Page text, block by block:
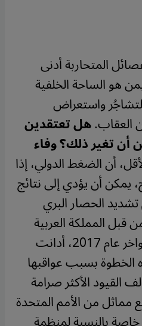
المتحاربة أدنى
هو الساحة الخلفية
واستعراض
العقاب.هل تعتقدين
أن تغير ذلك؟وفاء
أن الضغط الدولي، إذا
أن يؤدي إلى نتائج
الحصار البري
قبل المملكة العربية
السعودية وحلفائها في أواخر عام 2017، أدانت
الخطوة بسبب عواقبها
القيود الأكثر صرامة
مماثل من الأمم المتحدة